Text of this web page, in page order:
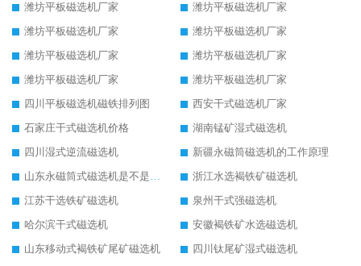
潍坊平板磁选机厂家
潍坊平板磁选机厂家
潍坊平板磁选机厂家
潍坊平板磁选机厂家
潍坊平板磁选机厂家
潍坊平板磁选机厂家
潍坊平板磁选机厂家
潍坊平板磁选机厂家
四川平板磁选机磁铁排列图
西安干式磁选机厂家
石家庄干式磁选机价格
湖南锰矿湿式磁选机
四川湿式逆流磁选机
新疆永磁筒磁选机的工作原理
山东永磁筒式磁选机是不是强磁
浙江水选褐铁矿磁选机
江苏干选铁矿磁选机
泉州干式强磁选机
哈尔滨干式磁选机
安徽褐铁矿水选磁选机
山东移动式褐铁矿尾矿磁选机
四川钛尾矿湿式磁选机